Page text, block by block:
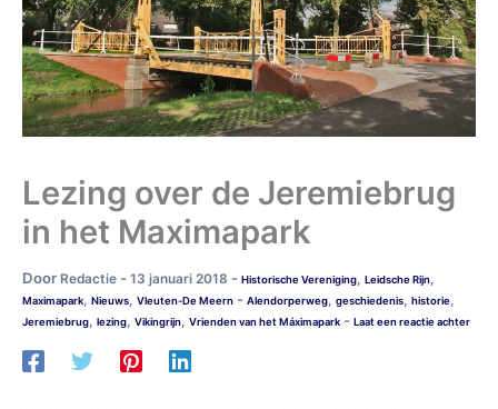
Lezing over de Jeremiebrug
in het Maximapark
Door Redactie - 13 januari 2018 - Historische Vereniging Leidsche Rijn
Maximapark Nieuws Vleuten-De Meern - Alendorperweg geschiedenis historie
Jeremiebrug lezing Vikingrijn Vrienden van het Máximapark - Laat een reactie achter